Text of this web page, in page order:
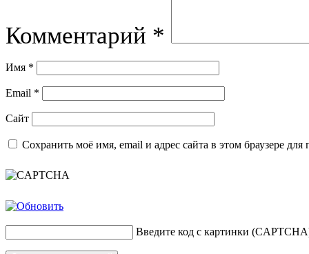
Комментарий *
Имя *
Email *
Сайт
Сохранить моё имя, email и адрес сайта в этом браузере
Введите код с картинки